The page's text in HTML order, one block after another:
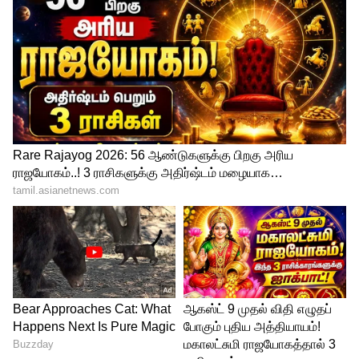
கூறி இருக்க வேண்டும் ஆனால் அதை
தவெக அரசு மறைத்துவிட்டது. அதிமுக
ஆட்சிக்காலத்தில் 13.5% வட்டி க்கு பல்வேறு
வங்கிகளில் கடன் வாங்கப்பட்டிருந்தது.
அதை எல்லாம் சீர் படுத்தி 9.5% வட்டி என்ற
அளவிற்கு குறைக்கப்பட்டது. இதன் மூலம்
ஆண்டுக்கு 1200-1500 கோடி ரூபாய்
சேமிக்கப்பட்டது. அதேபோல பிளை ஆஸ் (fly
ash) விற்பனை ஆண்டுக்கு 90 கோடி ரூபாய்
என்றிருந்ததை ஆண்டுக்கு 160 கோடி ரூபாய்
என்ற அளவிற்கு வருவாய் உயர்த்தப்பட்டது.
2019 - 20 ஆம் ஆண்டு தமிழ் நாட்டின் மின்
தேவை என்பது 94,947 மில்லியன் யுனிட்
அதுவே 2020-21 இல் 93,344 , 2021-22 இல்